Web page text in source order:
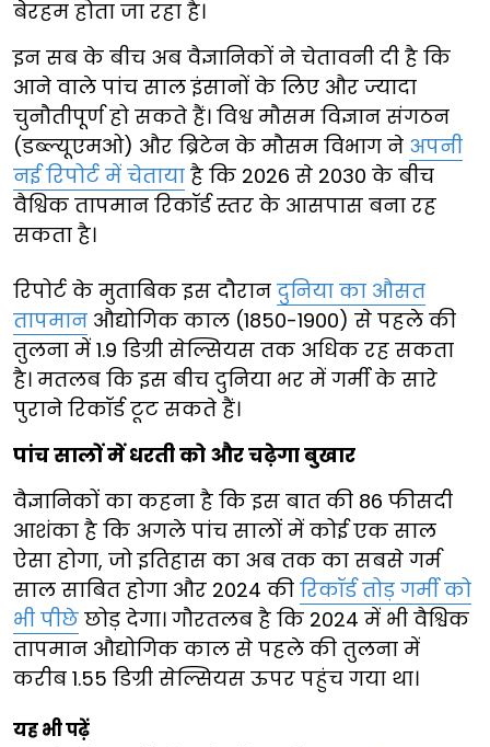
बेरहम होता जा रहा है।
इन सब के बीच अब वैज्ञानिकों ने चेतावनी दी है कि
आने वाले पांच साल इंसानों के लिए और ज्यादा
चुनौतीपूर्ण हो सकते हैं। विश्व मौसम विज्ञान संगठन
(डब्ल्यूएमओ) और ब्रिटेन के मौसम विभाग ने अपनी
नई रिपोर्ट में चेताया है कि 2026 से 2030 के बीच
वैश्विक तापमान रिकॉर्ड स्तर के आसपास बना रह
सकता है।
रिपोर्ट के मुताबिक इस दौरान दुनिया का औसत
तापमान औद्योगिक काल (1850-1900) से पहले की
तुलना में 1.9 डिग्री सेल्सियस तक अधिक रह सकता
है। मतलब कि इस बीच दुनिया भर में गर्मी के सारे
पुराने रिकॉर्ड टूट सकते हैं।
पांच सालों में धरती को और चढ़ेगा बुखार
वैज्ञानिकों का कहना है कि इस बात की 86 फीसदी
आशंका है कि अगले पांच सालों में कोई एक साल
ऐसा होगा, जो इतिहास का अब तक का सबसे गर्म
साल साबित होगा और 2024 की रिकॉर्ड तोड़ गर्मी को
भी पीछे छोड़ देगा। गौरतलब है कि 2024 में भी वैश्विक
तापमान औद्योगिक काल से पहले की तुलना में
करीब 1.55 डिग्री सेल्सियस ऊपर पहुंच गया था।
यह भी पढ़ें